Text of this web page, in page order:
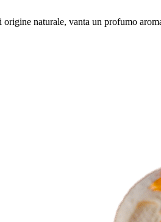
naturale, vanta un profumo